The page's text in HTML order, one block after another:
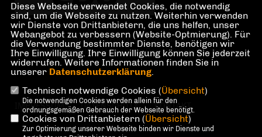
Abgeordnetenhauses von Berlin, CDU-Fraktion. Wahlkreis
Märkisches Viertel und Lübars im Bezirk Reinickendorf.
IMPRESSUM DATENSCHUTZ KONTAKT
Diese Webseite verwendet Cookies, die notwendig
sind, um die Webseite zu nutzen. Weiterhin verwenden
wir Dienste von Drittanbietern, die uns helfen, unser
Webangebot zu verbessern (Website-Optmierung). Für
die Verwendung bestimmter Dienste, benötigen wir
Ihre Einwilligung. Ihre Einwilligung können Sie jederzeit
widerrufen. Weitere Informationen finden Sie in
unserer Datenschutzerklärung.
Technisch notwendige Cookies (Übersicht)
Die notwendigen Cookies werden allein für den
ordnungsgemäßen Gebrauch der Webseite benötigt.
Cookies von Drittanbietern (Übersicht)
Zur Optimierung unserer Webseite binden wir Dienste und